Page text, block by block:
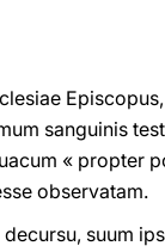
sanguinis
« propter
observatam.
suum